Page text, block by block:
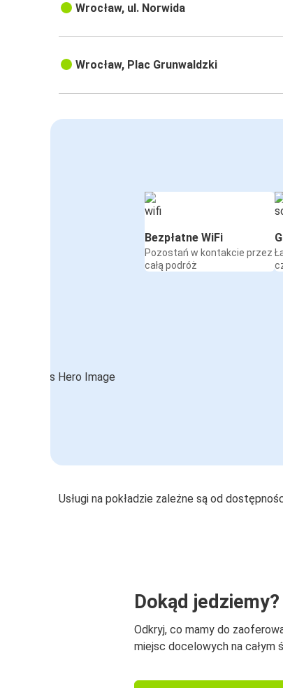
Wrocław, ul. Norwida
Wrocław, Plac Grunwaldzki
Bezpłatne WiFi
Pozostań w kontakcie przez
całą podróż
Usługi na pokładzie zależne są od
Dokąd jedziemy?
Odkryj, co mamy do
miejsc docelowych na całym